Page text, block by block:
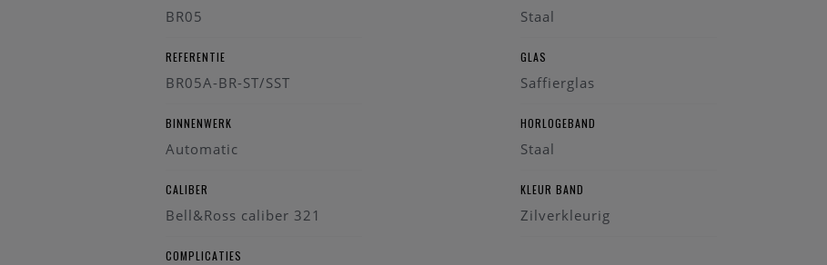
BR05
REFERENTIE
BR05A-BR-ST/SST
BINNENWERK
Automatic
CALIBER
Bell&Ross caliber 321
COMPLICATIES
Staal
GLAS
Saffierglas
HORLOGEBAND
Staal
KLEUR BAND
Zilverkleurig